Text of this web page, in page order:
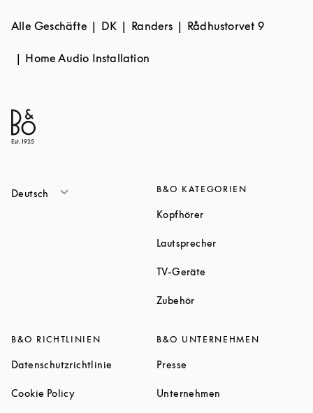
Alle Geschäfte DK Randers Rådhustorvet 9
Home Audio Installation
Deutsch B&O KATEGORIEN
KopfhörerLink Opens in New Tab
LautsprecherLink Opens in New
TV-Geräte
ZubehörLink Opens in New Tab
B&O RICHTLINIEN
Datenschutzrichtlinie Link Opens in New Tab
Cookie PolicyLink Opens in New Tab
B&O UNTERNEHMEN
Presse
Unternehmen